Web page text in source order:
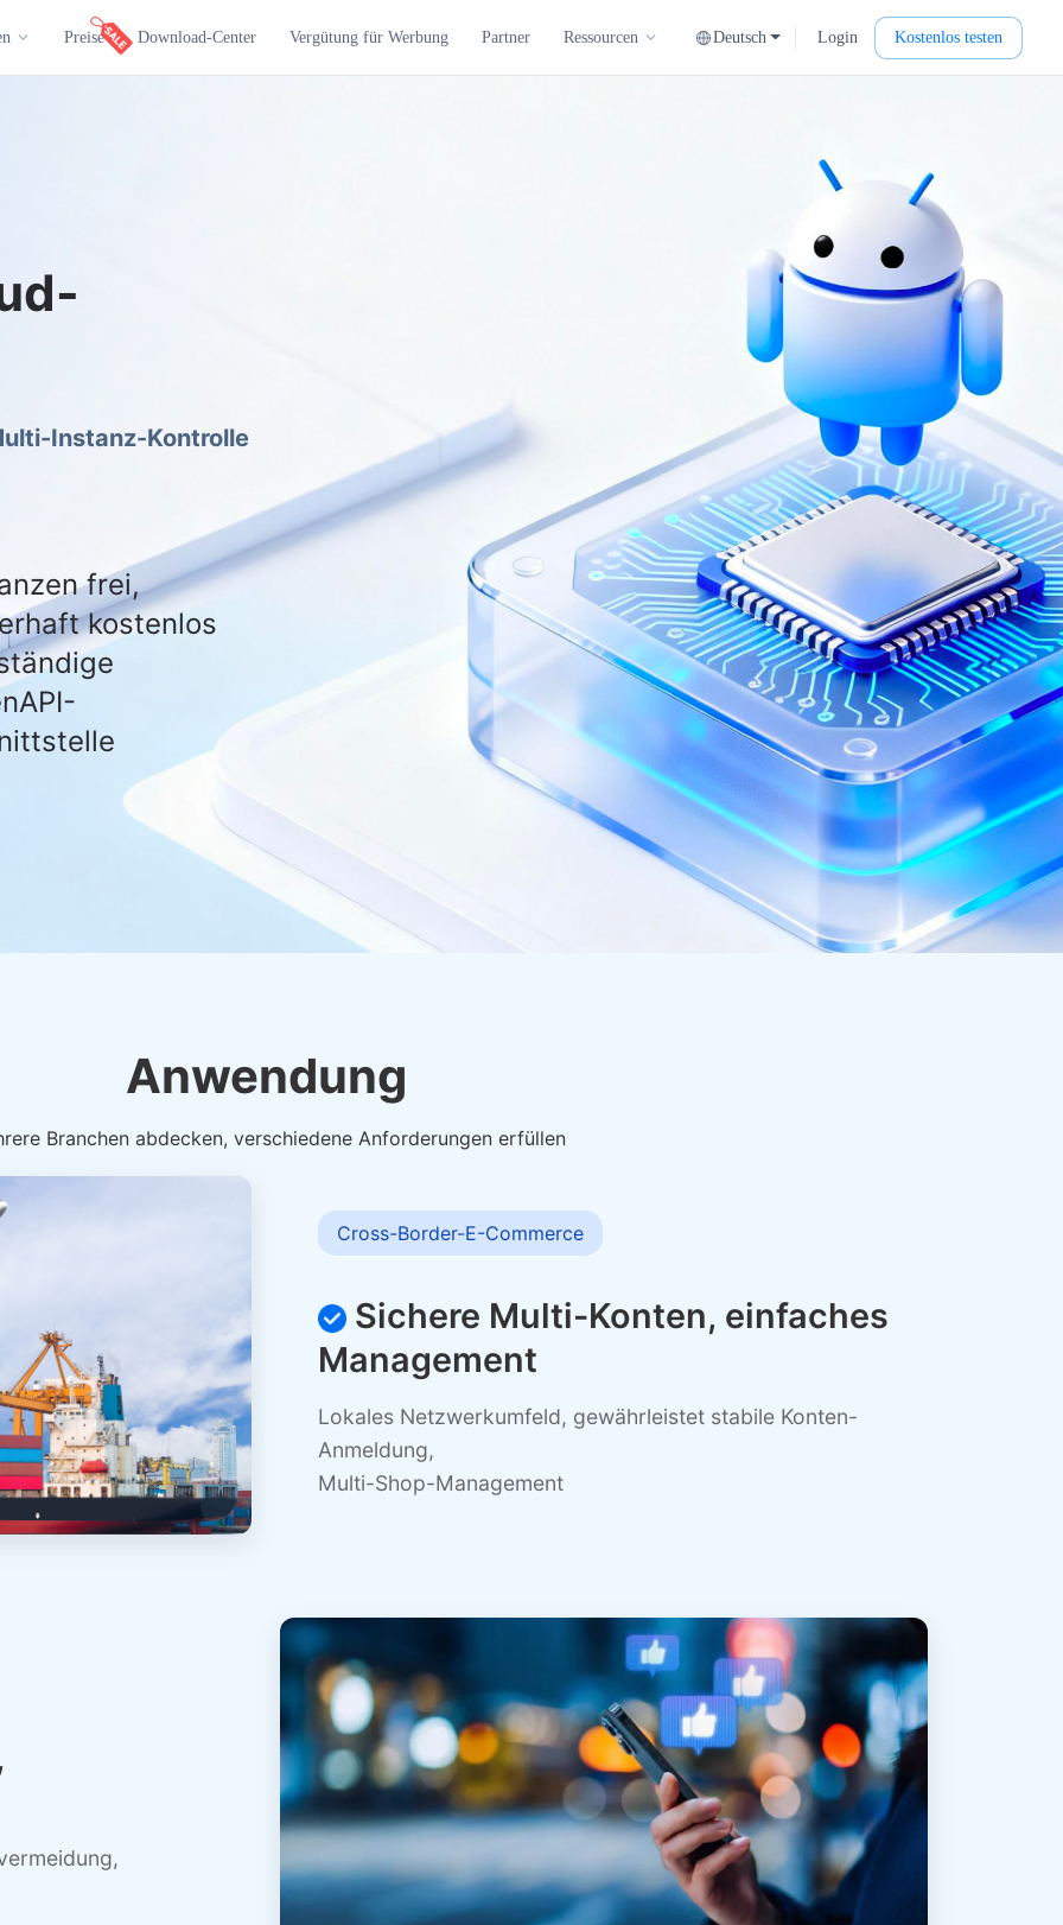
Preise Download-Center Vergütung für Werbung Partner Ressourcen Deutsch Login Kostenlos testen
Instanz-Kontrolle
frei,
kostenlos
Anwendung
Branchen abdecken, verschiedene Anforderungen erfüllen
Cross-Border-E-Commerce
Sichere Multi-Konten, einfaches
Management
Lokales Netzwerkumfeld, gewährleistet stabile Konten-
Anmeldung,
Multi-Shop-Management